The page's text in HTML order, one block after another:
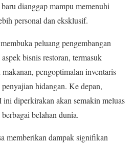
dianggap mampu memenuhi
personal dan eksklusif.
peluang pengembangan
bisnis restoran, termasuk
pengoptimalan inventaris
hidangan. Ke depan,
diperkirakan akan semakin meluas
belahan dunia.
memberikan dampak signifikan